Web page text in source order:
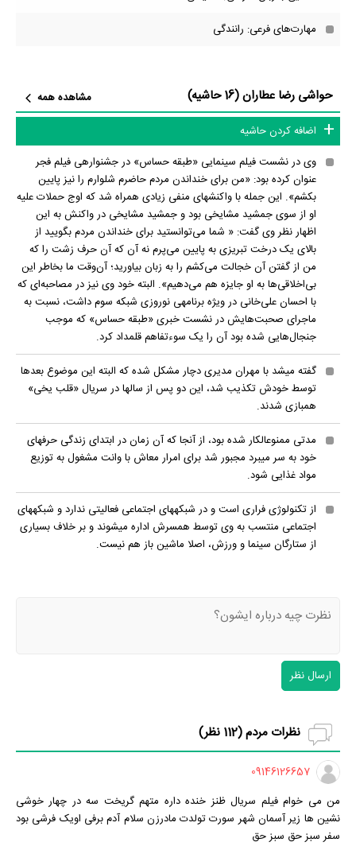
مهارت‌های فرعی: رانندگی
حواشی رضا عطاران (16 حاشیه)
مشاهده همه
اضافه کردن حاشیه
وی در نشست فیلم سینمایی «طبقه حساس» در جشنواره‎ی فیلم فجر
عنوان کرده بود: «من برای خنداندن مردم حاضرم شلوارم را نیز پایین
بکشم». این جمله با واکنش‎های منفی زیادی همراه شد که اوج حملات علیه
او از سوی جمشید مشایخی بود و جمشید مشایخی در واکنش به این
اظهار نظر وی گفت: « شما می‌توانستید برای خنداندن مردم بگویید از
بالای یک درخت تبریزی به پایین می‌پرم نه آن که آن حرف زشت را که
من از گفتن آن خجالت می‌کشم را به زبان بیاورید؛ آن‌وقت ما بخاطر این
بی‌اخلاقی‌ها به او جایزه هم می‌دهیم». البته خود وی نیز در مصاحبه‌ای که
با احسان علی‌خانی در ویژه برنامه‎ی نوروزی شبکه سوم داشت، نسبت به
ماجرای صحبت‌هایش در نشست خبری «طبقه حساس» که موجب
جنجال‌هایی شده بود آن را یک سوءتفاهم قلمداد کرد.
گفته می‎شد با مهران مدیری دچار مشکل شده که البته این موضوع بعدها
توسط خودش تکذیب شد، این دو پس از سال‎ها در سریال «قلب یخی»
هم‎بازی شدند.
مدتی ممنوع‎الکار شده بود، از آنجا که آن زمان در ابتدای زندگی حرفه‎ای
خود به سر می‎برد مجبور شد برای امرار معاش با وانت مشغول به توزیع
مواد غذایی شود.
از تکنولوژی فراری است و در شبکه‎های اجتماعی فعالیتی ندارد و شبکه‎های
اجتماعی منتسب به وی توسط همسرش اداره می‎شوند و بر خلاف بسیاری
از ستارگان سینما و ورزش، اصلا ماشین باز هم نیست.
ارسال نظر
نظرات مردم (112 نظر)
09146126657
من می خوام فیلم سریال ظنز خنده داره متهم گریخت سه در چهار خوشی
نشین ها زیر آسمان شهر سورت تولدت مادرزن سلام آدم برفی اویک فرشی بود
سفر سبز حق سبز حق